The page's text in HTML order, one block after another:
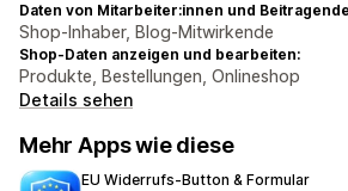
Daten von Mitarbeiter:innen und
Shop-Inhaber, Blog-Mitwirkende
Shop-Daten anzeigen und bearbeiten:
Produkte, Bestellungen, Onlineshop
Details sehen
Mehr Apps wie diese
EU Widerrufs‑Button & Formular